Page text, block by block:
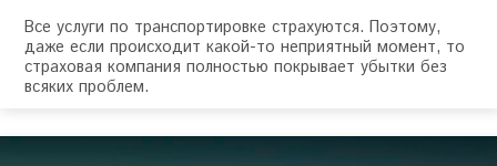
Все услуги по транспортировке страхуются. Поэтому,
даже если происходит какой-то неприятный момент, то
страховая компания полностью покрывает убытки без
всяких проблем.